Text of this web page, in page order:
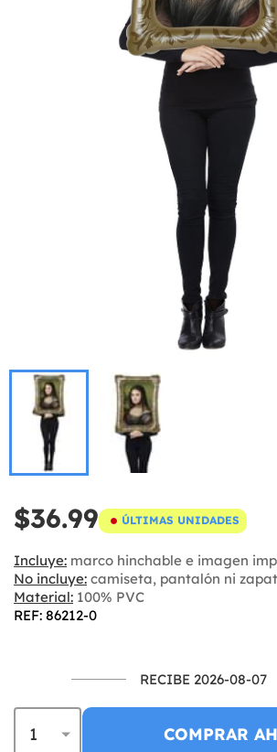
$36.99 ÚLTIMAS UNIDADES
Incluye: marco hinchable e imagen
No incluye: camiseta, pantalón ni
Material: 100% PVC
REF: 86212-0
RECIBE 2026-08-07
COMPRAR